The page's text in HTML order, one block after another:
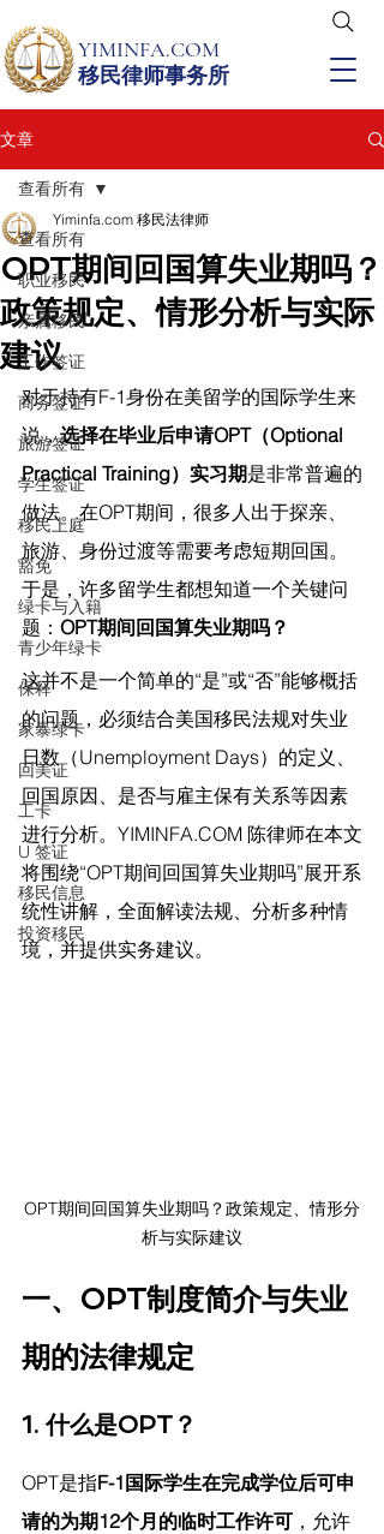
YIMINFA.COM
移民律师事务所
文章
查看所有
职业移民
亲属移民
工作签证
商务签证
旅游签证
学生签证
移民上庭
豁免
绿卡与入籍
青少年绿卡
保释
家暴绿卡
回美证
工卡
U 签证
移民信息
投资移民
查看所有
OPT期间回国算失业期吗？
政策规定、情形分析与实际
建议
Yiminfa.com 移民法律师
对于持有F-1身份在美留学的国际学生来
说，选择在毕业后申请OPT（Optional
Practical Training）实习期是非常普遍的
做法。在OPT期间，很多人出于探亲、
旅游、身份过渡等需要考虑短期回国。
于是，许多留学生都想知道一个关键问
题： OPT期间回国算失业期吗？
这并不是一个简单的“是”或“否”能够概括
的问题，必须结合美国移民法规对失业
日数（Unemployment Days）的定义、
回国原因、是否与雇主保有关系等因素
进行分析。 YIMINFA.COM 陈律师在本文
将围绕“OPT期间回国算失业期吗”展开系
统性讲解，全面解读法规、分析多种情
境，并提供实务建议。
OPT期间回国算失业期吗？政策规定、情形分
析与实际建议
一、OPT制度简介与失业
期的法律规定
1. 什么是OPT？
OPT是指F-1国际学生在完成学位后可申
请的为期12个月的临时工作许可 ，允许